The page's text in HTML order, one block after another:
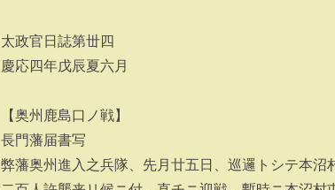
太政官日誌第丗四
慶応四年戊辰夏六月
【奥州鹿島口ノ戦】
長門藩届書写
弊藩奥州進入之兵隊、先月廿五日、巡邏トシテ本沼